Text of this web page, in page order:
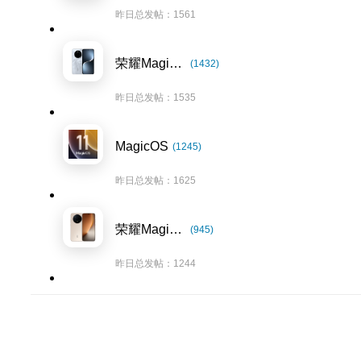
昨日总发帖：1561
荣耀Magic7系列 (1432)
昨日总发帖：1535
MagicOS (1245)
昨日总发帖：1625
荣耀Magic8系列 (945)
昨日总发帖：1244